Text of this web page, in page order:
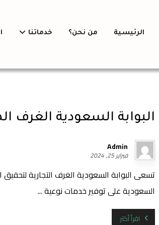
الرئيسية من نحن؟ خدماتنا
البوابة السعودية الغرف
Admin
فبراير 25, 2024
تسعى البوابة السعودية الغرف التجارية
السعودية على توفير خدمات نوعية ...
اقرأ أكثر